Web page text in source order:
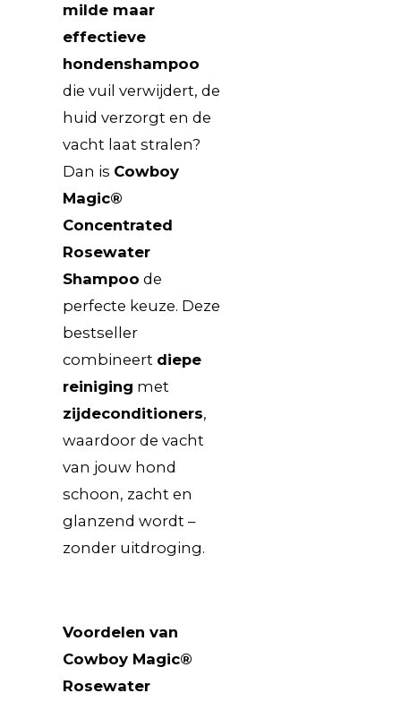
milde maar
effectieve
hondenshampoo
die vuil verwijdert, de
huid verzorgt en de
vacht laat stralen?
Dan is Cowboy
Magic®
Concentrated
Rosewater
Shampoo de
perfecte keuze. Deze
bestseller
combineert diepe
reiniging met
zijdeconditioners,
waardoor de vacht
van jouw hond
schoon, zacht en
glanzend wordt –
zonder uitdroging.
Voordelen van
Cowboy Magic®
Rosewater